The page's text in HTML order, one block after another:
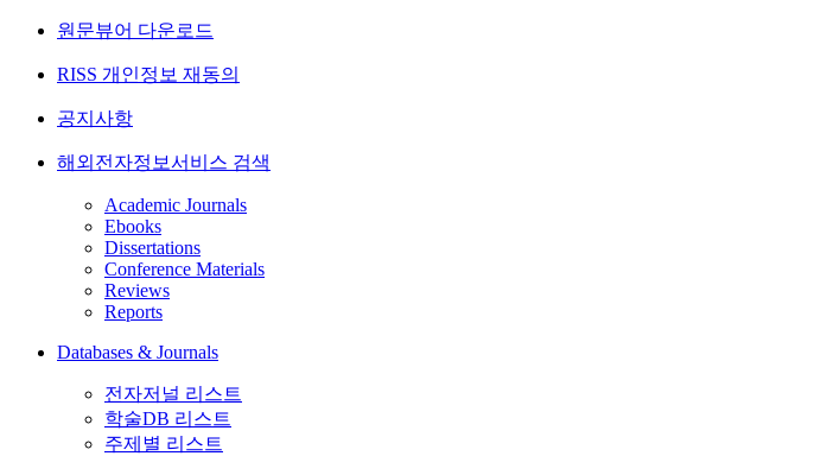
원문뷰어 다운로드
RISS 개인정보 재동의
공지사항
해외전자정보서비스 검색
Academic Journals
Ebooks
Dissertations
Conference Materials
Reviews
Reports
Databases & Journals
전자저널 리스트
학술DB 리스트
주제별 리스트